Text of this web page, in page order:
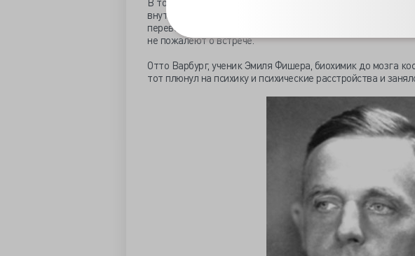
внутренних болезней клиники Гейдельберга и встретил
перевернувшего его жизнь. Впоследствии они оба станут
не пожалеют о встрече.
Отто Варбург, ученик Эмиля Фишера, биохимик до мозга
тот плюнул на психику и психические расстройства и